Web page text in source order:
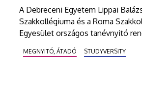
A Debreceni Egyetem Lippai
Szakkollégiuma és a Roma
Egyesület országos tanévnyitó
meg Hajdúböszörményben.
MEGNYITÓ, ÁTADÓ STUDYVERSITY